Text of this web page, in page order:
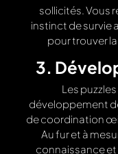
sollicités. Vous
instinct de survie
pour trouver
3.
Les
développement
de coordination
Au fur et à
connaissance